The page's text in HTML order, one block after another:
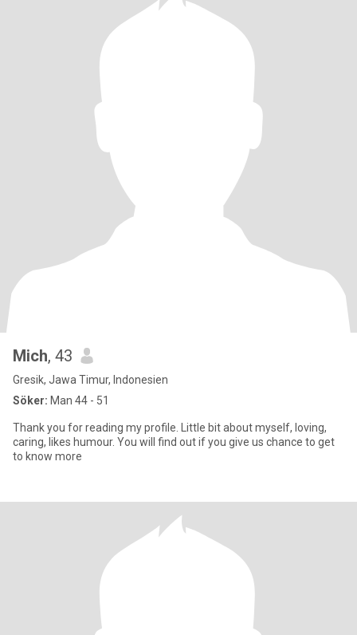
Mich, 43
Gresik, Jawa Timur, Indonesien
Söker: Man 44 - 51
Thank you for reading my profile. Little bit about myself, loving,
caring, likes humour. You will find out if you give us chance to get
to know more